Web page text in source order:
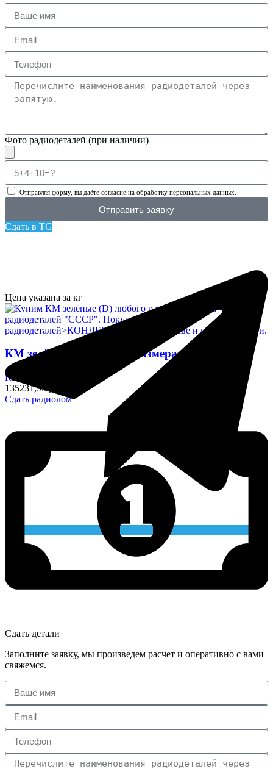
Фото радиодеталей (при наличии)
Отправляя форму, вы даёте согласие на обработку персональных данных.
Отправить заявку
Сдать в TG
Цена указана за кг
КМ зелёные (D) любого размера
Конденсаторы
135231,95 руб/кг
Сдать радиолом
Сдать детали
Заполните заявку, мы произведем расчет и оперативно с вами
свяжемся.